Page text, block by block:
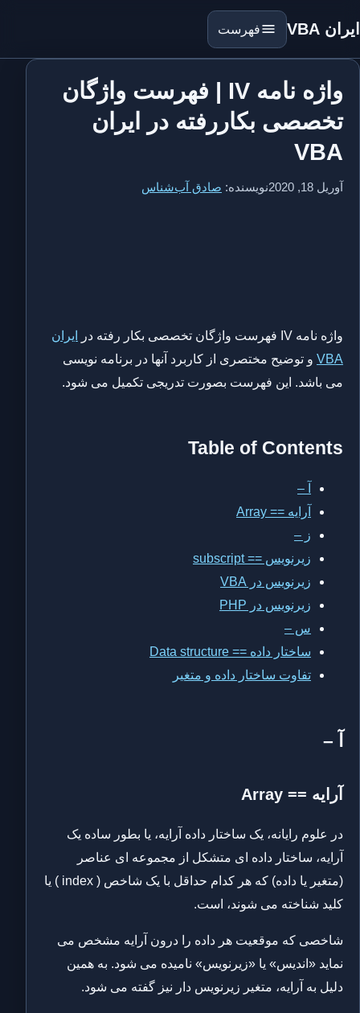
ایران VBA فهرست
واژه نامه IV | فهرست واژگان
تخصصی بکاررفته در ایران
VBA
آوریل 18, 2020 نویسنده: صادق آب‌شناس
واژه نامه IV فهرست واژگان تخصصی بکار رفته در
ایران
VBA و توضیح مختصری از کاربرد آنها در برنامه نویسی
می باشد. این فهرست بصورت تدریجی تکمیل می شود.
Table of Contents
آ –
آرایه == Array
ز –
زیرنویس == subscript
زیرنویس در VBA
زیرنویس در PHP
س –
ساختار داده == Data structure
تفاوت ساختار داده و متغیر
آ –
آرایه == Array
در علوم رایانه، یک ساختار داده آرایه، یا بطور ساده یک
آرایه، ساختار داده ای متشکل از مجموعه ای عناصر
(متغیر یا داده) که هر کدام حداقل با یک شاخص ( index ) یا
کلید شناخته می شوند، است.
شاخصی که موقعیت هر داده را درون آرایه مشخص می
نماید «اندیس» یا «زیرنویس» نامیده می شود. به همین
دلیل به آرایه، متغیر زیرنویس دار نیز گفته می شود.